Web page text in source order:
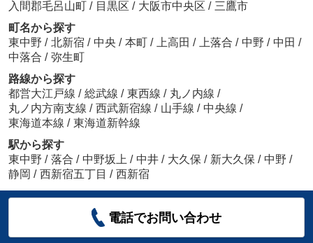
入間郡毛呂山町 / 目黒区 / 大阪市中央区 / 三鷹市
町名から探す
東中野 / 北新宿 / 中央 / 本町 / 上高田 / 上落合 / 中野 / 中田 /
中落合 / 弥生町
路線から探す
都営大江戸線 / 総武線 / 東西線 / 丸ノ内線 /
丸ノ内方南支線 / 西武新宿線 / 山手線 / 中央線 /
東海道本線 / 東海道新幹線
駅から探す
東中野 / 落合 / 中野坂上 / 中井 / 大久保 / 新大久保 / 中野 /
静岡 / 西新宿五丁目 / 西新宿
電話でお問い合わせ